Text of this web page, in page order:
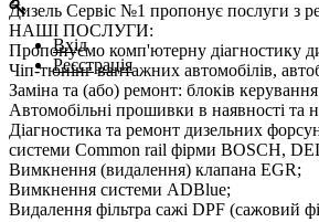
Вхід
Реєстрація
Дизель Сервіс №1 пропонує послуги з
НАШІ ПОСЛУГИ:
Пропонуємо комп'ютерну діагностику
Чіп-тюнінг вантажних автомобілів,
Заміна та (або) ремонт: блоків
Автомобільні прошивки в наявності та
Діагностика та ремонт дизельних
системи Common rail фірми BOSCH,
Вимкнення (видалення) клапана EGR;
Вимкнення системи ADBlue;
Видалення фільтра сажі DPF (сажовий